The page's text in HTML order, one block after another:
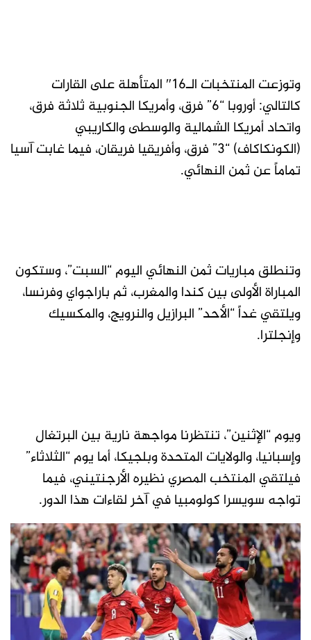
وتوزعت المنتخبات الـ16″ المتأهلة على القارات
كالتالي: أوروبا “6” فرق، وأمريكا الجنوبية ثلاثة فرق،
واتحاد أمريكا الشمالية والوسطى والكاريبي
(الكونكاكاف) “3” فرق، وأفريقيا فريقان، فيما غابت آسيا
تماماً عن ثمن النهائي.
وتنطلق مباريات ثمن النهائي اليوم “السبت”، وستكون
المباراة الأولى بين كندا والمغرب، ثم باراجواي وفرنسا،
ويلتقي غداً “الأحد” البرازيل والنرويج، والمكسيك
وإنجلترا.
ويوم “الإثنين”، تنتظرنا مواجهة نارية بين البرتغال
وإسبانيا، والولايات المتحدة وبلجيكا، أما يوم “الثلاثاء”
فيلتقي المنتخب المصري نظيره الأرجنتيني، فيما
تواجه سويسرا كولومبيا في آخر لقاءات هذا الدور.